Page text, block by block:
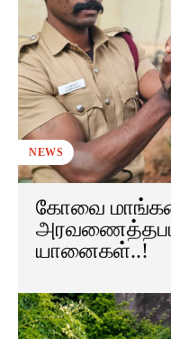
NEWS
கோவை
யானைகள்..!